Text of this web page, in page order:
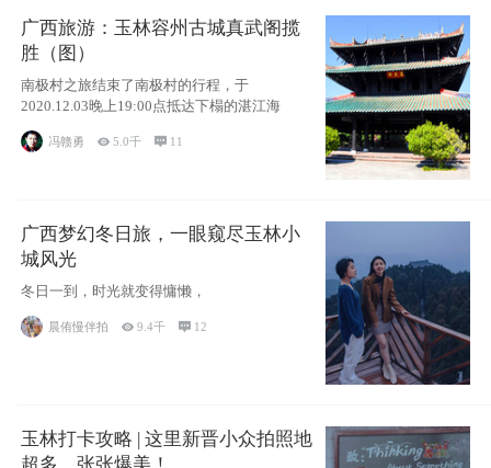
广西旅游：玉林容州古城真武阁揽
胜（图）
南极村之旅结束了南极村的行程，于
2020.12.03晚上19:00点抵达下榻的湛江海
冯赣勇 5.0千  11
广西梦幻冬日旅，一眼窥尽玉林小
城风光
冬日一到，时光就变得慵懒，
晨侑慢伴拍 9.4千  12
玉林打卡攻略 | 这里新晋小众拍照地